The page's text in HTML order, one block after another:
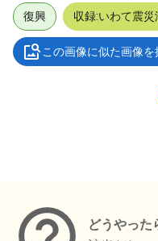
復興 収録:いわて震
この画像に似た画像を
どうやった